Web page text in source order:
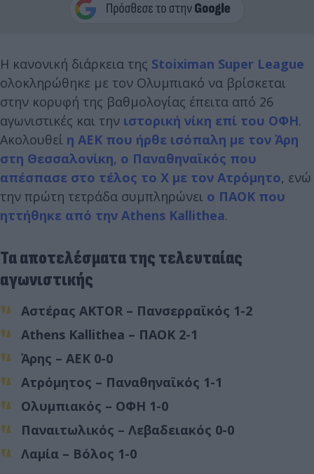
Η κανονική διάρκεια της Stoiximan Super League
ολοκληρώθηκε με τον Ολυμπιακό να βρίσκεται
στην κορυφή της βαθμολογίας έπειτα από 26
αγωνιστικές και την ιστορική νίκη επί του ΟΦΗ.
Ακολουθεί η ΑΕΚ που ήρθε ισόπαλη με τον Άρη
στη Θεσσαλονίκη, ο Παναθηναϊκός που
απέσπασε στο τέλος το Χ με τον Ατρόμητο, ενώ
την πρώτη τετράδα συμπληρώνει ο ΠΑΟΚ που
ηττήθηκε από την Athens Kallithea.
Τα αποτελέσματα της τελευταίας
αγωνιστικής
Αστέρας AKTOR – Πανσερραϊκός 1-2
Athens Kallithea – ΠΑΟΚ 2-1
Άρης – ΑΕΚ 0-0
Ατρόμητος – Παναθηναϊκός 1-1
Ολυμπιακός – ΟΦΗ 1-0
Παναιτωλικός – Λεβαδειακός 0-0
Λαμία – Βόλος 1-0